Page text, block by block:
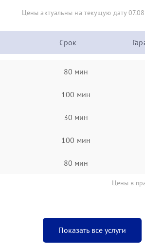
Цены актуальны на текущую дату
Срок
80 мин
100 мин
30 мин
100 мин
80 мин
Цены в
Показать все услуги